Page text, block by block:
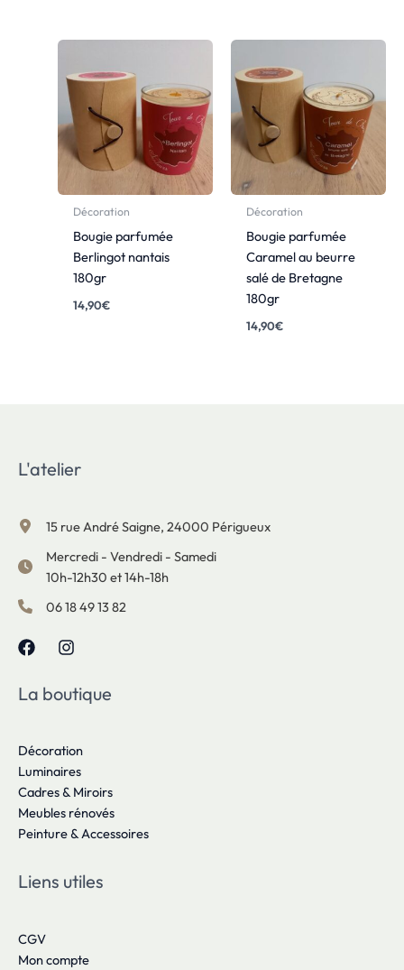
Décoration
Bougie parfumée
Berlingot nantais
180gr
14,90€
Décoration
Bougie parfumée
Caramel au beurre
salé de Bretagne
180gr
14,90€
L'atelier
15 rue André Saigne, 24000 Périgueux
Mercredi - Vendredi - Samedi
10h-12h30 et 14h-18h
06 18 49 13 82
La boutique
Décoration
Luminaires
Cadres & Miroirs
Meubles rénovés
Peinture & Accessoires
Liens utiles
CGV
Mon compte